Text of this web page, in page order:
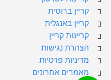
קריין ברוסית
קריין באנגלית
קריינות קריין
הצהרת נגישות
מדיניות פרטיות
מאמרים אחרונים